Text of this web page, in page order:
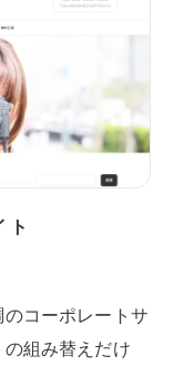
ト
コーポレートサ
組み替えだけ